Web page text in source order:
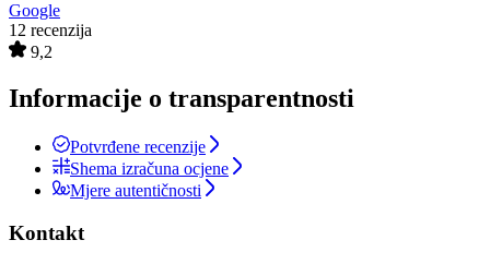
Google
12 recenzija
9,2
Informacije o transparentnosti
Potvrđene recenzije
Shema izračuna ocjene
Mjere autentičnosti
Kontakt